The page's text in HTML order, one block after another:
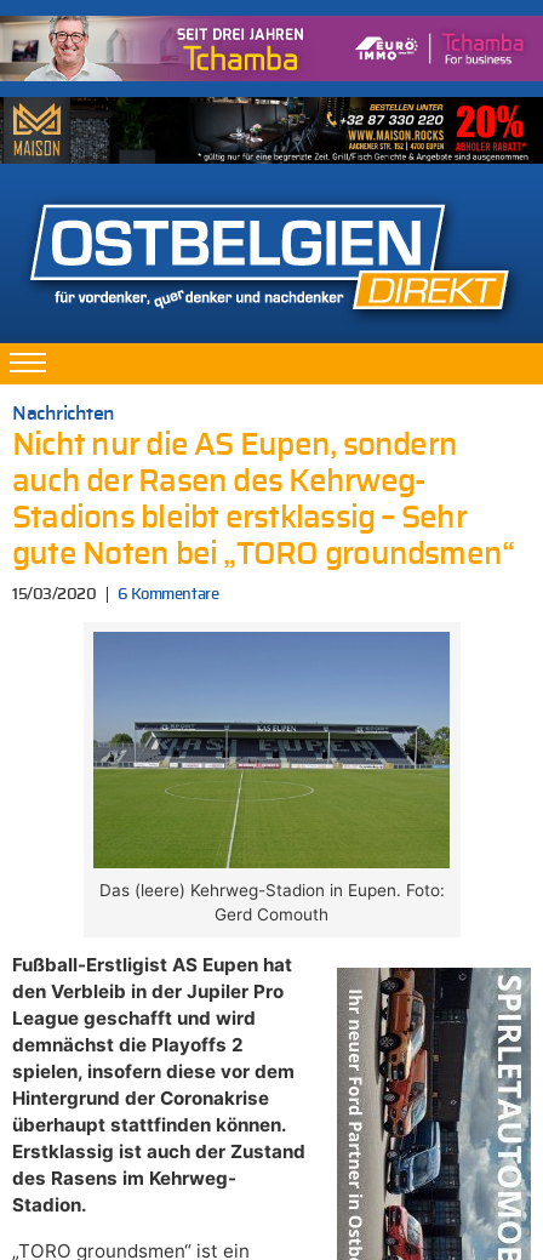
Nachrichten
Nicht nur die AS Eupen, sondern
auch der Rasen des Kehrweg-
Stadions bleibt erstklassig – Sehr
gute Noten bei „TORO groundsmen“
15/03/2020 6 Kommentare
Das (leere) Kehrweg-Stadion in Eupen. Foto:
Gerd Comouth
Fußball-Erstligist AS Eupen hat
den Verbleib in der Jupiler Pro
League geschafft und wird
demnächst die Playoffs 2
spielen, insofern diese vor dem
Hintergrund der Coronakrise
überhaupt stattfinden können.
Erstklassig ist auch der Zustand
des Rasens im Kehrweg-
Stadion.
„TORO groundsmen“ ist ein